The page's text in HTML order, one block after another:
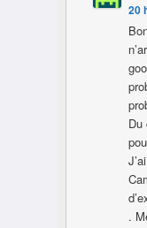
20
Du
.